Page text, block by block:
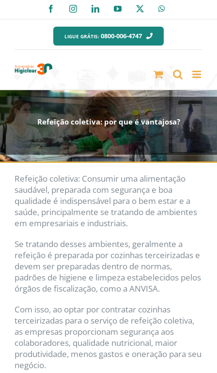
para
FacebookInstagramLinkedInYouTube
LIGUE GRÁTIS: 0800-006-4747
Refeição coletiva: por que é vantajosa?
Refeição coletiva: Consumir uma alimentação
saudável, preparada com segurança e boa
qualidade é indispensável para o bem estar e a
saúde, principalmente se tratando de ambientes
em empresariais e industriais.
Se tratando desses ambientes, geralmente a
refeição é preparada por cozinhas terceirizadas e
devem ser preparadas dentro de normas,
padrões de higiene e limpeza estabelecidos pelos
órgãos de fiscalização, como a ANVISA.
Com isso, ao optar por contratar cozinhas
terceirizadas para o serviço de refeição coletiva,
as empresas proporcionam segurança aos
colaboradores, qualidade nutricional, maior
produtividade, menos gastos e oneração para seu
negócio.